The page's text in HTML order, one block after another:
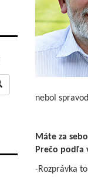
nebol
Máte za
Prečo podľa
-Rozprávka